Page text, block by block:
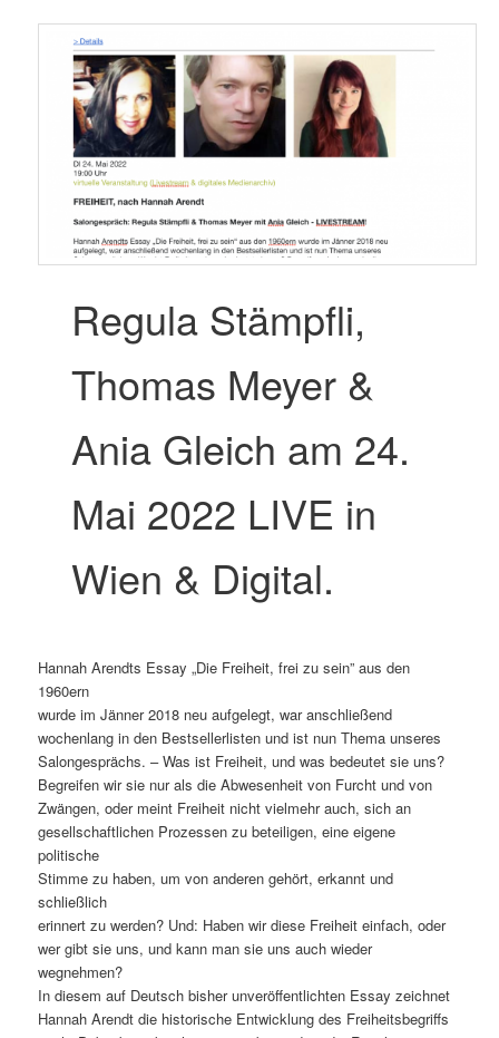
Regula Stämpfli,
Thomas Meyer &
Ania Gleich am 24.
Mai 2022 LIVE in
Wien & Digital.
Hannah Arendts Essay „Die Freiheit, frei zu sein” aus den
1960ern
wurde im Jänner 2018 neu aufgelegt, war anschließend
wochenlang in den Bestsellerlisten und ist nun Thema unseres
Salongesprächs. – Was ist Freiheit, und was bedeutet sie uns?
Begreifen wir sie nur als die Abwesenheit von Furcht und von
Zwängen, oder meint Freiheit nicht vielmehr auch, sich an
gesellschaftlichen Prozessen zu beteiligen, eine eigene
politische
Stimme zu haben, um von anderen gehört, erkannt und
schließlich
erinnert zu werden? Und: Haben wir diese Freiheit einfach, oder
wer gibt sie uns, und kann man sie uns auch wieder
wegnehmen?
In diesem auf Deutsch bisher unveröffentlichten Essay zeichnet
Hannah Arendt die historische Entwicklung des Freiheitsbegriffs